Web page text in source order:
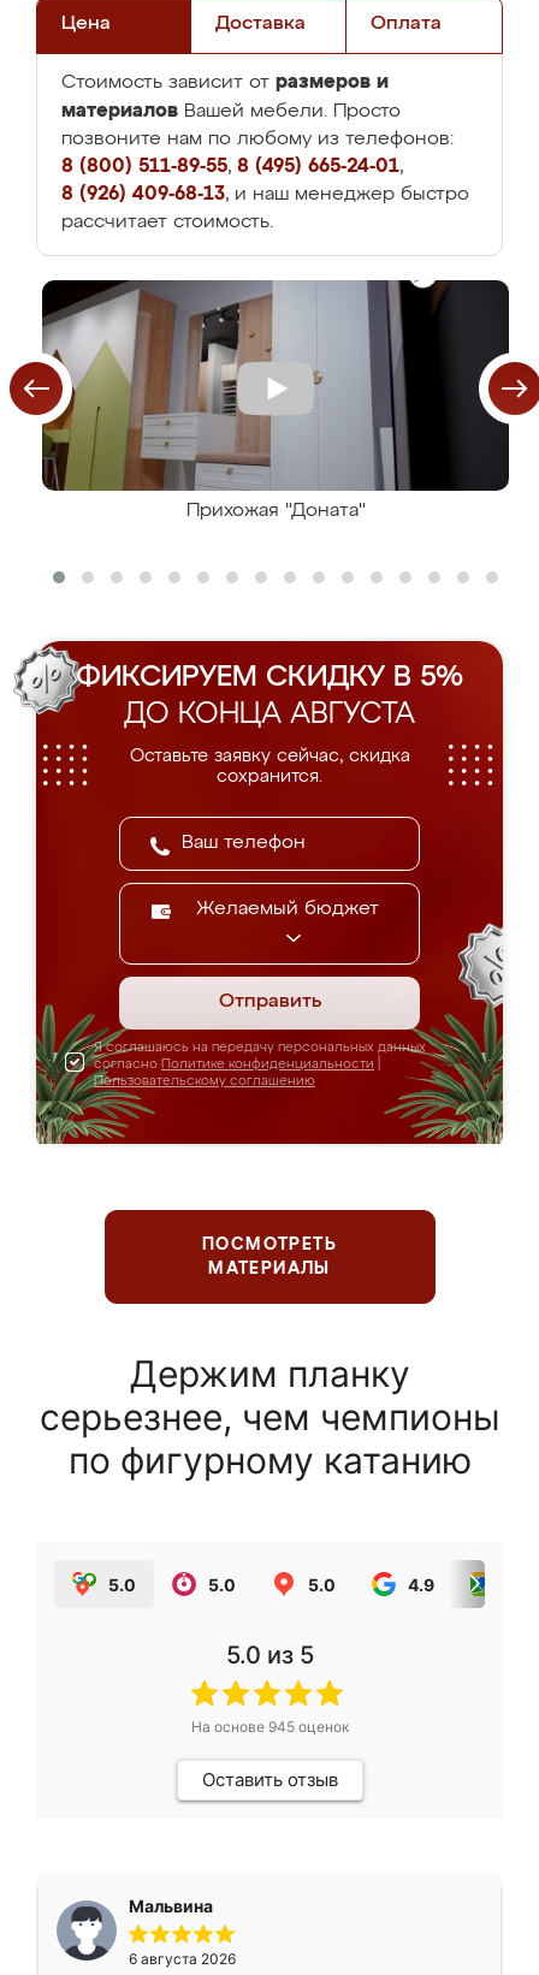
Цена Доставка Оплата
Стоимость зависит от размеров и
материалов Вашей мебели. Просто
позвоните нам по любому из телефонов:
8 (800) 511-89-55, 8 (495) 665-24-01,
8 (926) 409-68-13, и наш менеджер быстро
рассчитает стоимость.
Прихожая "Доната"
ФИКСИРУЕМ СКИДКУ В 5%
ДО КОНЦА АВГУСТА
Оставьте заявку сейчас, скидка
сохранится.
Желаемый бюджет
Отправить
Я соглашаюсь на передачу персональных данных
согласно Политике конфиденциальности
Пользовательскому соглашению
ПОСМОТРЕТЬ
МАТЕРИАЛЫ
Держим планку
серьезнее, чем чемпионы
по фигурному катанию
5.0 5.0 5.0 4.9
5.0 из 5
На основе 945оценок
Оставить отзыв
Мальвина
6 августа 2026